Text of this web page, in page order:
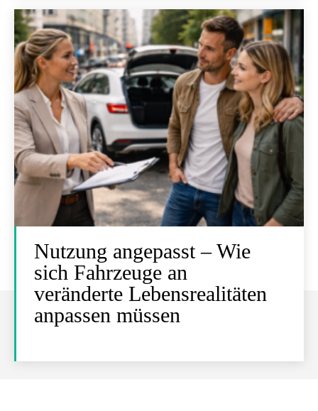
Nutzung angepasst – Wie
sich Fahrzeuge an
veränderte Lebensrealitäten
anpassen müssen